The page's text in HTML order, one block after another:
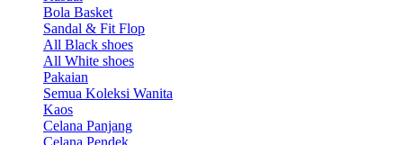
Bola Basket
Sandal & Fit Flop
All Black shoes
All White shoes
Pakaian
Semua Koleksi Wanita
Kaos
Celana Panjang
Celana Pendek